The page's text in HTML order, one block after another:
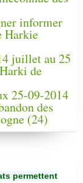
informer
Harkie
juillet au 25
de
25-09-2014
des
(24)
permettent